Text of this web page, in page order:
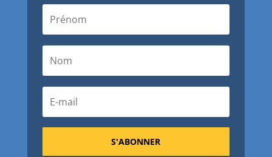
S'ABONNER